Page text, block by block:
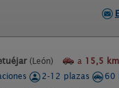
(León) a 15,5 km
2-12 plazas
60